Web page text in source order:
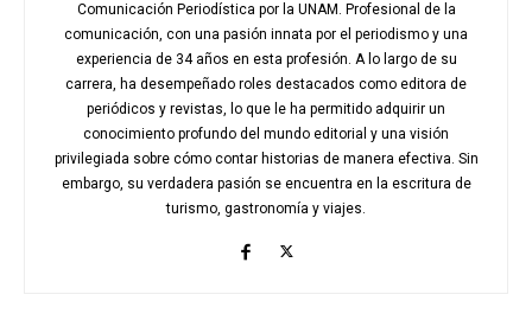
Comunicación Periodística por la UNAM. Profesional de la
comunicación, con una pasión innata por el periodismo y una
experiencia de 34 años en esta profesión. A lo largo de su
carrera, ha desempeñado roles destacados como editora de
periódicos y revistas, lo que le ha permitido adquirir un
conocimiento profundo del mundo editorial y una visión
privilegiada sobre cómo contar historias de manera efectiva. Sin
embargo, su verdadera pasión se encuentra en la escritura de
turismo, gastronomía y viajes.